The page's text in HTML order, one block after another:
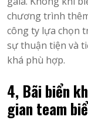
chương trình
công ty lựa chọn
sự thuận tiện và
khá phù hợp.
4, Bãi biển
gian team